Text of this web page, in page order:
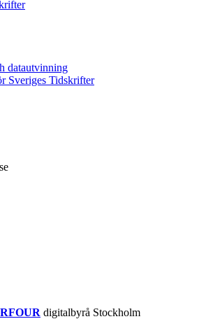
datautvinning
Sveriges Tidskrifter
digitalbyrå Stockholm